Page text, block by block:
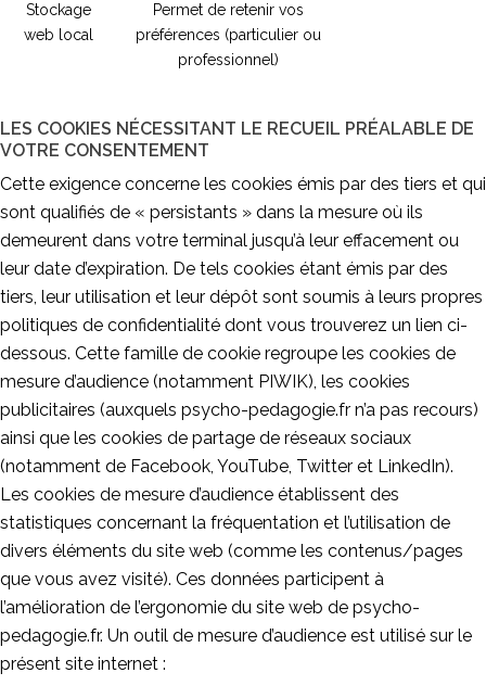
Stockage
web local
Permet de retenir vos
préférences (particulier ou
professionnel)
LES COOKIES NÉCESSITANT LE RECUEIL PRÉALABLE DE
VOTRE CONSENTEMENT
Cette exigence concerne les cookies émis par des tiers et qui
sont qualifiés de « persistants » dans la mesure où ils
demeurent dans votre terminal jusqu’à leur effacement ou
leur date d’expiration. De tels cookies étant émis par des
tiers, leur utilisation et leur dépôt sont soumis à leurs propres
politiques de confidentialité dont vous trouverez un lien ci-
dessous. Cette famille de cookie regroupe les cookies de
mesure d’audience (notamment PIWIK), les cookies
publicitaires (auxquels psycho-pedagogie.fr n’a pas recours)
ainsi que les cookies de partage de réseaux sociaux
(notamment de Facebook, YouTube, Twitter et LinkedIn).
Les cookies de mesure d’audience établissent des
statistiques concernant la fréquentation et l’utilisation de
divers éléments du site web (comme les contenus/pages
que vous avez visité). Ces données participent à
l’amélioration de l’ergonomie du site web de psycho-
pedagogie.fr. Un outil de mesure d’audience est utilisé sur le
présent site internet :